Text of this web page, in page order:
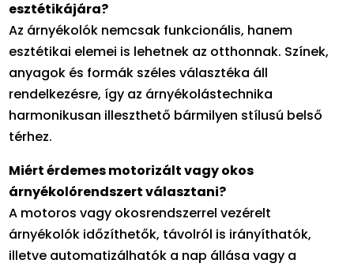
esztétikájára?
Az árnyékolók nemcsak funkcionális, hanem
esztétikai elemei is lehetnek az otthonnak. Színek,
anyagok és formák széles választéka áll
rendelkezésre, így az árnyékolástechnika
harmonikusan illeszthető bármilyen stílusú belső
térhez.
Miért érdemes motorizált vagy okos
árnyékolórendszert választani?
A motoros vagy okosrendszerrel vezérelt
árnyékolók időzíthetők, távolról is irányíthatók,
illetve automatizálhatók a nap állása vagy a